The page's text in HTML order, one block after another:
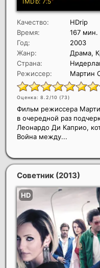
Качество:
HDrip
Время:
167 мин.
Год:
2003
Жанр:
Драма,
Страна:
Режиссер:
Мартин
Оценка: 8.2/10 (73)
Фильм режиссера
в очередной раз
Леонардо Ди Каприо,
Война между...
Советник (2013)